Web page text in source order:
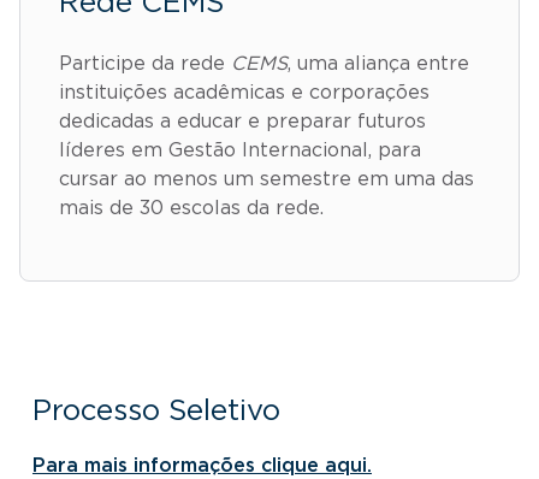
Participe da rede CEMS, uma aliança entre
instituições acadêmicas e corporações
dedicadas a educar e preparar futuros
líderes em Gestão Internacional, para
cursar ao menos um semestre em uma das
mais de 30 escolas da rede.
Processo Seletivo
Para mais informações clique aqui.